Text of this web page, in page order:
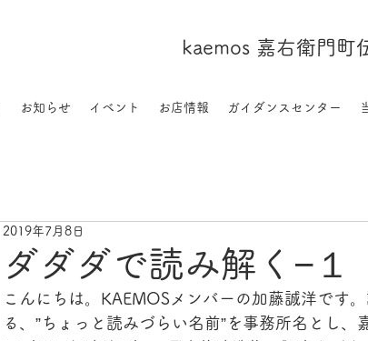
kaemos 嘉右衛門町
お知らせ イベント お店情報 ガイダンスセンター
ダダダで読み解く−１
2019年7月8日
こんにちは。KAEMOSメンバーの加藤誠洋です
る、”ちょっと読みづらい名前”を事務所名とし